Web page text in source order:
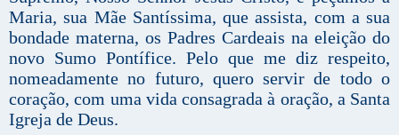
Maria, sua Mãe Santíssima, que assista, com a sua
bondade materna, os Padres Cardeais na eleição do
novo Sumo Pontífice. Pelo que me diz respeito,
nomeadamente no futuro, quero servir de todo o
coração, com uma vida consagrada à oração, a Santa
Igreja de Deus.